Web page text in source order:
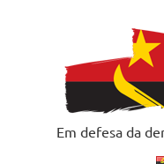
Em defesa da